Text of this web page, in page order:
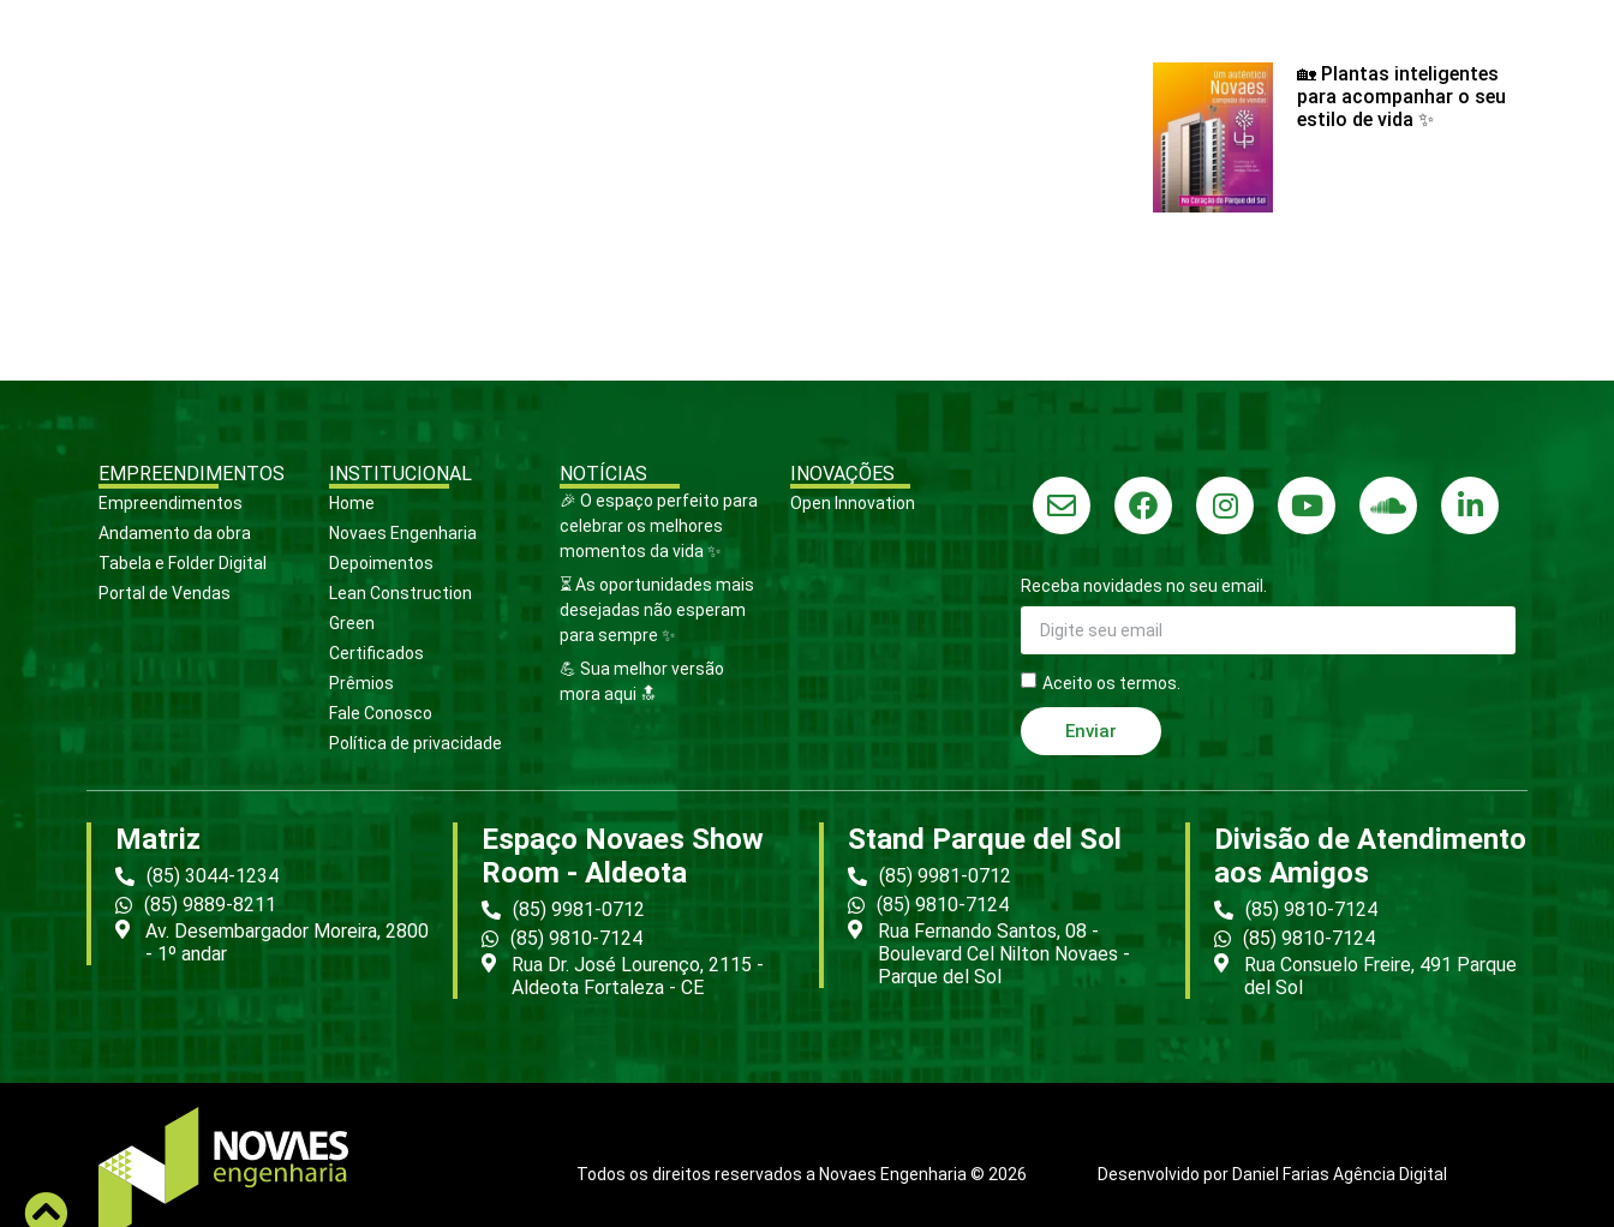
🏡 Plantas inteligentes
para acompanhar o seu
estilo de vida ✨
EMPREENDIMENTOS
Empreendimentos
Andamento da obra
Tabela e Folder Digital
Portal de Vendas
INSTITUCIONAL
Home
Novaes Engenharia
Depoimentos
Lean Construction
Green
Certificados
Prêmios
Fale Conosco
Política de privacidade
NOTÍCIAS
🎉 O espaço perfeito para
celebrar os melhores
momentos da vida ✨
⏳ As oportunidades mais
desejadas não esperam
para sempre ✨
💪 Sua melhor versão
mora aqui 🔝
INOVAÇÕES
Open Innovation
Receba novidades no seu email.
Aceito os termos.
Enviar
Matriz
(85) 3044-1234
(85) 9889-8211
Av. Desembargador Moreira, 2800
- 1º andar
Espaço Novaes Show
Room - Aldeota
(85) 9981-0712
(85) 9810-7124
Rua Dr. José Lourenço, 2115 -
Aldeota Fortaleza - CE
Stand Parque del Sol
(85) 9981-0712
(85) 9810-7124
Rua Fernando Santos, 08 -
Boulevard Cel Nilton Novaes -
Parque del Sol
Divisão de Atendimento
aos Amigos
(85) 9810-7124
(85) 9810-7124
Rua Consuelo Freire, 491 Parque
del Sol
Todos os direitos reservados a Novaes Engenharia © 2026 Desenvolvido por Daniel Farias Agência Digital